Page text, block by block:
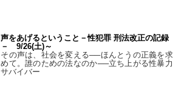
声をあげるということ－性犯罪 刑法改正の記録
－ 9/26(土)～
その声は、社会を変える──ほんとうの正義を求
めて。誰のための法なのか──立ち上がる性暴力
サバイバー